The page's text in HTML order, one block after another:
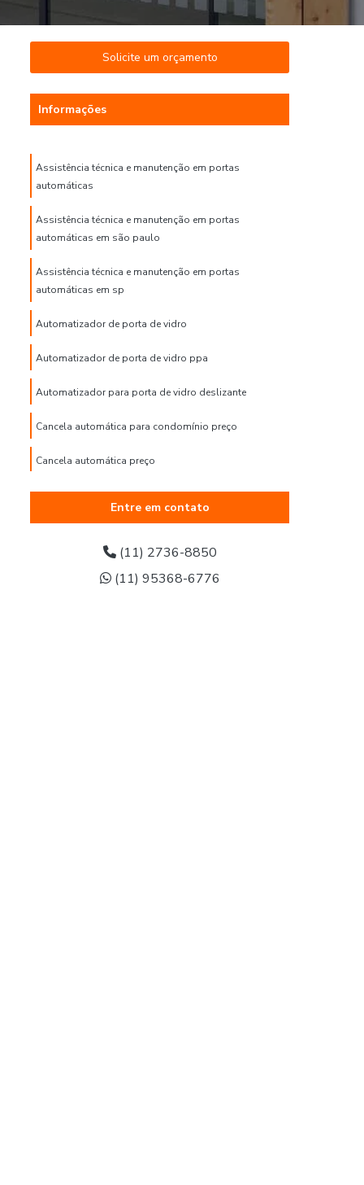
Solicite um orçamento
Informações
Assistência técnica e manutenção em portas
automáticas
Assistência técnica e manutenção em portas
automáticas em são paulo
Assistência técnica e manutenção em portas
automáticas em sp
Automatizador de porta de vidro
Automatizador de porta de vidro ppa
Automatizador para porta de vidro deslizante
Cancela automática para condomínio preço
Cancela automática preço
Cancela automática valor
Cancela eletrônica para condomínio
Entre em contato
(11) 2736-8850
(11) 95368-6776